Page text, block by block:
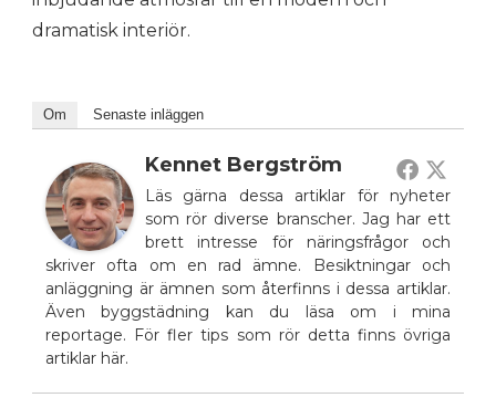
dramatisk interiör.
Om Senaste inläggen
Kennet Bergström
Läs gärna dessa artiklar för nyheter
som rör diverse branscher. Jag har ett
brett intresse för näringsfrågor och
skriver ofta om en rad ämne. Besiktningar och
anläggning är ämnen som återfinns i dessa artiklar.
Även byggstädning kan du läsa om i mina
reportage. För fler tips som rör detta finns övriga
artiklar här.